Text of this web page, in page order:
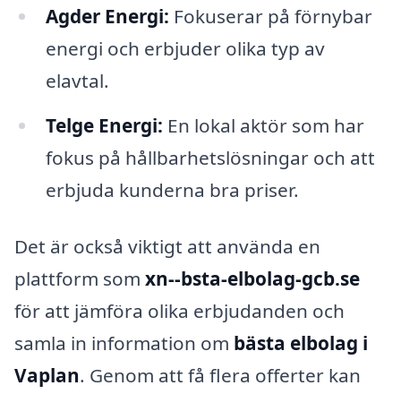
Agder Energi: Fokuserar på förnybar
energi och erbjuder olika typ av
elavtal.
Telge Energi: En lokal aktör som har
fokus på hållbarhetslösningar och att
erbjuda kunderna bra priser.
Det är också viktigt att använda en
plattform som xn--bsta-elbolag-gcb.se
för att jämföra olika erbjudanden och
samla in information om bästa elbolag i
Vaplan. Genom att få flera offerter kan